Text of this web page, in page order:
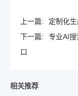
上一篇:
定制化
下一篇:
专业AI
口
相关推荐